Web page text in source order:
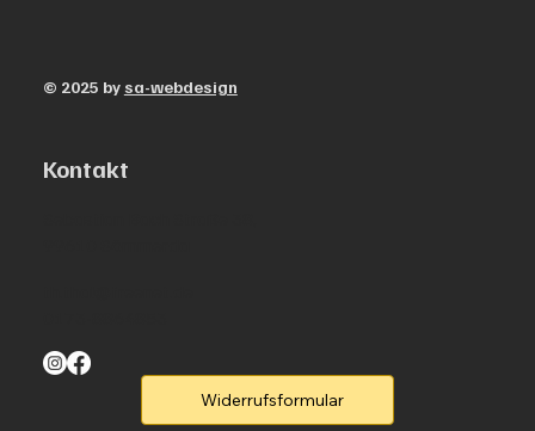
© 2025 by sa-webdesign
Kontakt
Widerrufsformular